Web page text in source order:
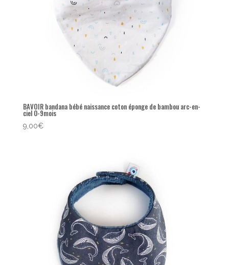
BAVOIR bandana bébé naissance coton éponge de bambou arc-en-
ciel 0-9mois
9,00€